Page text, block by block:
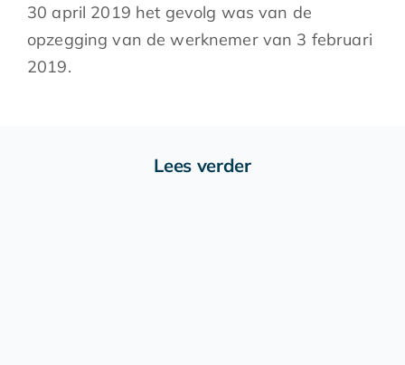
30 april 2019 het gevolg was van de
opzegging van de werknemer van 3 februari
2019.
Lees verder